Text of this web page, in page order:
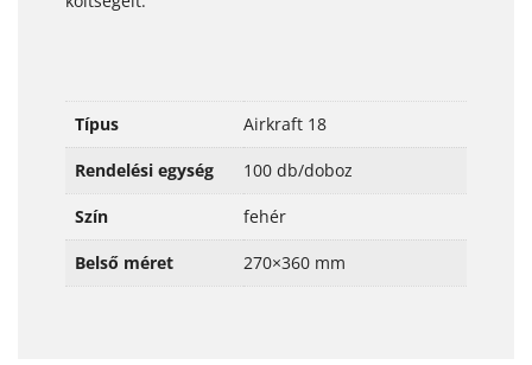
Típus Airkraft 18
Rendelési egység 100 db/doboz
Szín fehér
Belső méret 270×360 mm